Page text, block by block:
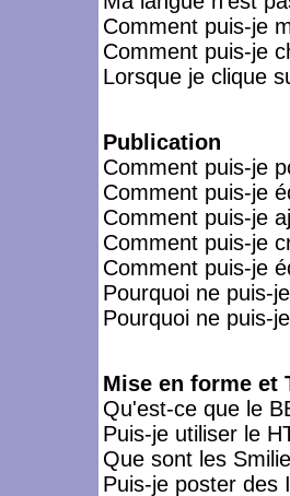
Comment puis-je
Comment puis-je
Lorsque je clique
Publication
Comment puis-je
Comment puis-je
Comment puis-je
Comment puis-je
Comment puis-je
Pourquoi ne puis-
Pourquoi ne puis-
Mise en forme et
Qu'est-ce que le
Puis-je utiliser le
Que sont les
Puis-je poster des